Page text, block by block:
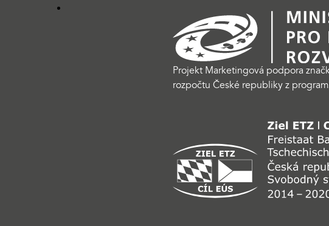
Projekt Marketingová podpora
rozpočtu České republiky z